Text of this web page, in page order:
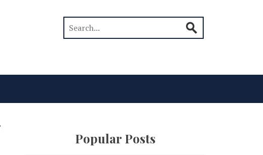
Popular Posts